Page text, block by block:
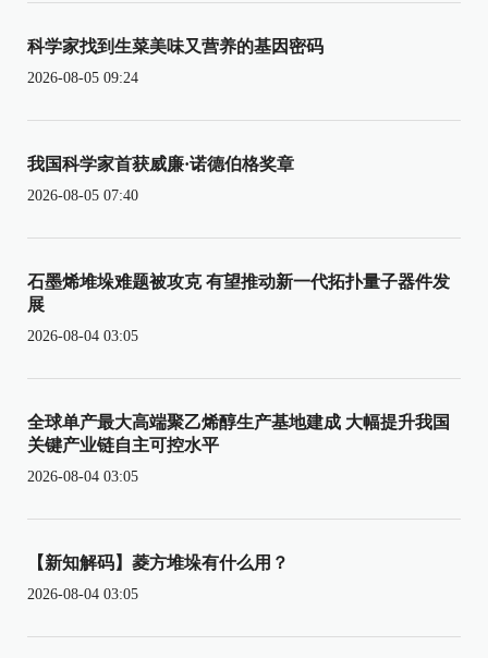
科学家找到生菜美味又营养的基因密码
2026-08-05 09:24
我国科学家首获威廉·诺德伯格奖章
2026-08-05 07:40
石墨烯堆垛难题被攻克 有望推动新一代拓扑量子器件发
展
2026-08-04 03:05
全球单产最大高端聚乙烯醇生产基地建成 大幅提升我国
关键产业链自主可控水平
2026-08-04 03:05
【新知解码】菱方堆垛有什么用？
2026-08-04 03:05